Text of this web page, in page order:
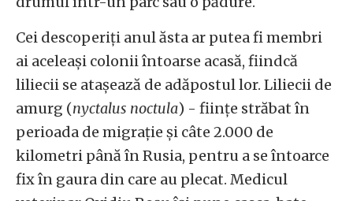
Cei descoperiți anul ăsta ar putea fi membri
ai aceleași colonii întoarse acasă, fiindcă
liliecii se atașează de adăpostul lor. Liliecii de
amurg (nyctalus noctula) - ființe străbat în
perioada de migrație și câte 2.000 de
kilometri până în Rusia, pentru a se întoarce
fix în gaura din care au plecat. Medicul